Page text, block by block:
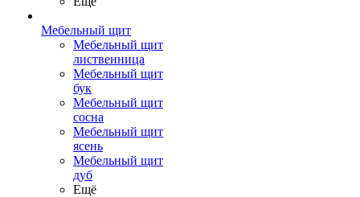
Мебельный щит
Мебельный щит
лиственница
Мебельный щит
бук
Мебельный щит
сосна
Мебельный щит
ясень
Мебельный щит
дуб
Ещё